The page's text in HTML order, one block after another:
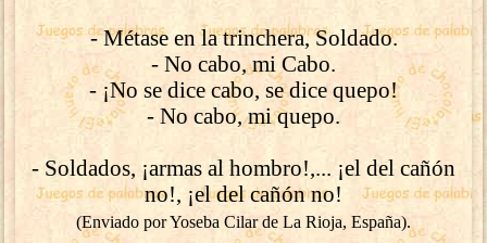
- Métase en la trinchera, Soldado.
- No cabo, mi Cabo.
- ¡No se dice cabo, se dice quepo!
- No cabo, mi quepo.
- Soldados, ¡armas al hombro!,... ¡el del cañón
no!, ¡el del cañón no!
(Enviado por Yoseba Cilar de La Rioja, España).